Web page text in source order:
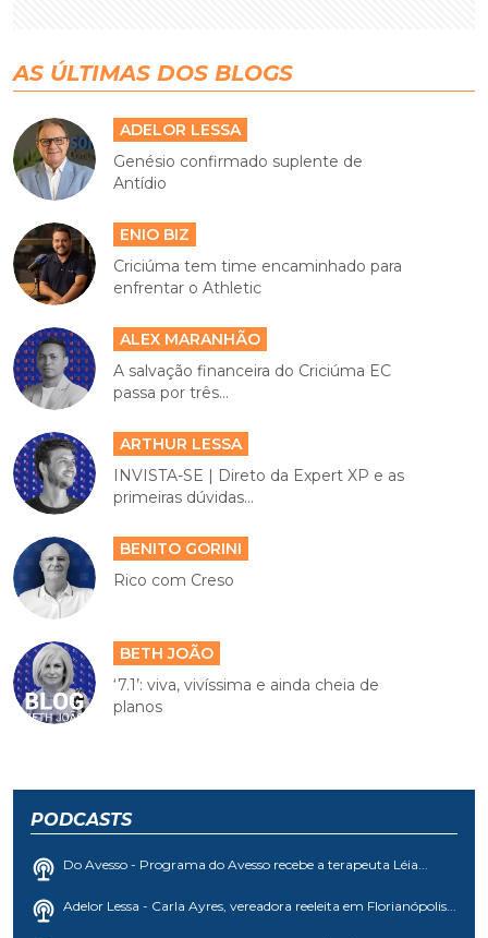
AS ÚLTIMAS DOS BLOGS
ADELOR LESSA
Genésio confirmado suplente de
Antídio
ENIO BIZ
Criciúma tem time encaminhado para
enfrentar o Athletic
ALEX MARANHÃO
A salvação financeira do Criciúma EC
passa por três...
ARTHUR LESSA
INVISTA-SE | Direto da Expert XP e as
primeiras dúvidas...
BENITO GORINI
Rico com Creso
BETH JOÃO
‘7.1’: viva, vivíssima e ainda cheia de
planos
PODCASTS
Do Avesso - Programa do Avesso recebe a terapeuta Léia...
Adelor Lessa - Carla Ayres, vereadora reeleita em Florianópolis...